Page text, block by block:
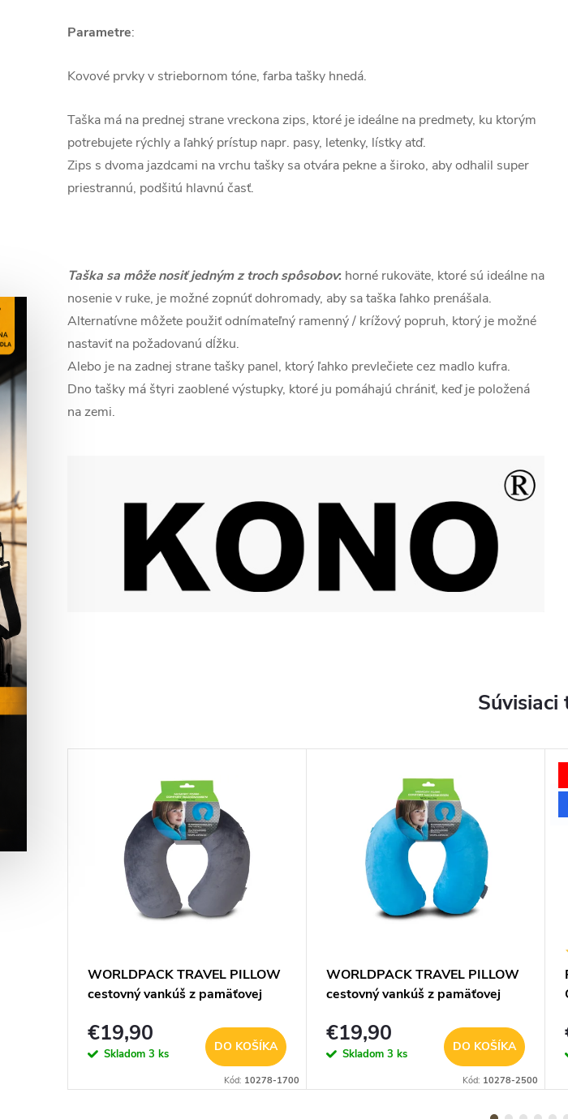
Parametre:
Kovové prvky v striebornom tóne, farba tašky hnedá.
Taška má na prednej strane vreckona zips, ktoré je ideálne na predmety, ku ktorým
potrebujete rýchly a ľahký prístup napr. pasy, letenky, lístky atď.
Zips s dvoma jazdcami na vrchu tašky sa otvára pekne a široko, aby odhalil super
priestrannú, podšitú hlavnú časť.
Taška sa môže nosiť jedným z troch spôsobov: horné rukoväte, ktoré sú ideálne na
nosenie v ruke, je možné zopnúť dohromady, aby sa taška ľahko prenášala.
Alternatívne môžete použiť odnímateľný ramenný / krížový popruh, ktorý je možné
nastaviť na požadovanú dĺžku.
Alebo je na zadnej strane tašky panel, ktorý ľahko prevlečiete cez madlo kufra.
Dno tašky má štyri zaoblené výstupky, ktoré ju pomáhajú chrániť, keď je položená
na zemi.
Súvisiaci
WORLDPACK TRAVEL PILLOW
cestovný vankúš z pamäťovej
€19,90
Skladom 3 ks
DO KOŠÍKA
Kód: 10278-1700
WORLDPACK TRAVEL PILLOW
cestovný vankúš z pamäťovej
€19,90
Skladom 3 ks
DO KOŠÍKA
Kód: 10278-2500